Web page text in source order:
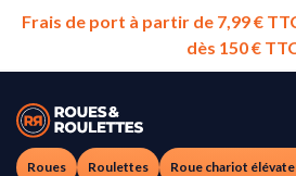
Frais de port à partir de 7,99 €
dès 150 €
Roues Roulettes Roue chariot